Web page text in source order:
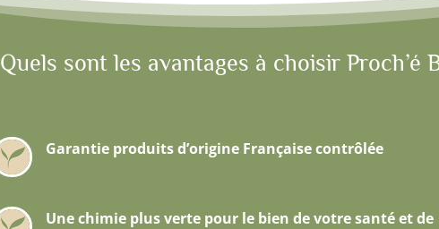
Quels sont les avantages à choisir Proch’é
Garantie produits d’origine Française contrôlée
Une chimie plus verte pour le bien de votre santé et de